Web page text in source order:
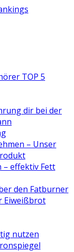
TOP 5
dir bei der
– Unser
– effektiv Fett
den Fatburner
Eiweißbrot
nutzen